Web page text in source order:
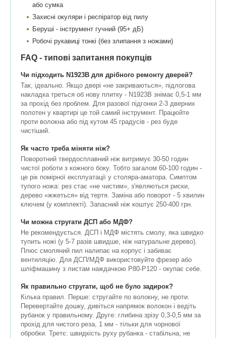
або сумка
Захисні окуляри і респіратор від пилу
Беруші - інструмент гучний (95+ дБ)
Робочі рукавиці тонкі (без злипання з ножами)
FAQ - типові запитання покупців
Чи підходить N1923B для дрібного ремонту дверей?
Так, ідеально. Якщо двері «не закриваються», підлогова
накладка треться об нову плитку - N1923B знімає 0,5-1 мм
за прохід без проблем. Для разової підгонки 2-3 дверних
полотен у квартирі це той самий інструмент. Працюйте
проти волокна або під кутом 45 градусів - рез буде
чистіший.
Як часто треба міняти ніж?
Поворотний твердосплавний ніж витримує 30-50 годин
чистої роботи з кожного боку. Тобто загалом 60-100 годин -
це рік помірної експлуатації у столяра-аматора. Симптом
тупого ножа: рез стає «не чистим», з'являються риски,
дерево «жжеться» від тертя. Заміна або поворот - 5 хвилин
ключем (у комплекті). Запасний ніж коштує 250-400 грн.
Чи можна стругати ДСП або МДФ?
Не рекомендується. ДСП і МДФ містять смолу, яка швидко
тупить ножі (у 5-7 разів швидше, ніж натуральне дерево).
Плюс смоляний пил налипає на корпус і забиває
вентиляцію. Для ДСП/МДФ використовуйте фрезер або
шліфмашину з листам наждачкою P80-P120 - окупає себе.
Як правильно стругати, щоб не було задирок?
Кілька правил. Перше: стругайте по волокну, не проти.
Перевертайте дошку, дивіться напрямок волокон і ведіть
рубанок у правильному. Друге: глибина зрізу 0,3-0,5 мм за
прохід для чистого реза, 1 мм - тільки для чорнової
обробки. Третє: швидкість руху рубанка - стабільна, не